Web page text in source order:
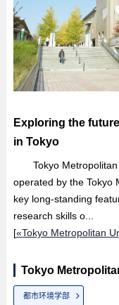
Exploring the
in Tokyo
Tokyo Metropolitan
operated by the
key long-standing
research skills o...
[«Tokyo Metropolitan
Tokyo
都市环境学部